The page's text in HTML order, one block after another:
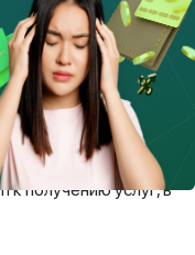
направлена на
к людям с
труд,
участие в жизни
получению услуг, в